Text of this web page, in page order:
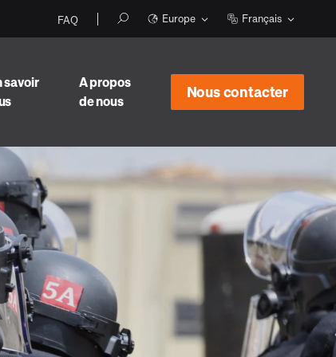
FAQ Europe Français
savoir
A propos
de nous
Nous contacter